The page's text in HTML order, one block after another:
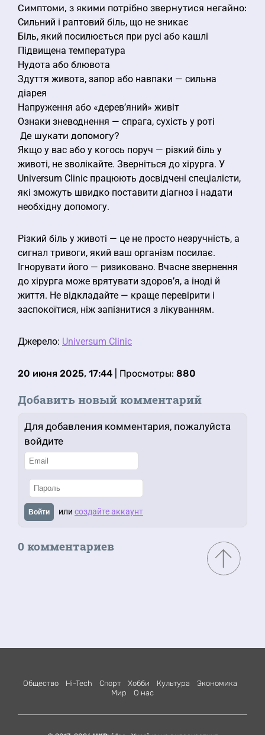
Симптоми, з якими потрібно звернутися негайно:
Сильний і раптовий біль, що не зникає
Біль, який посилюється при русі або кашлі
Підвищена температура
Нудота або блювота
Здуття живота, запор або навпаки — сильна
діарея
Напруження або «дерев’яний» живіт
Ознаки зневоднення — спрага, сухість у роті
Де шукати допомогу?
Якщо у вас або у когось поруч — різкий біль у
животі, не зволікайте. Зверніться до хірурга. У
Universum Clinic працюють досвідчені спеціалісти,
які зможуть швидко поставити діагноз і надати
необхідну допомогу.
Різкий біль у животі — це не просто незручність, а
сигнал тривоги, який ваш організм посилає.
Ігнорувати його — ризиковано. Вчасне звернення
до хірурга може врятувати здоров’я, а іноді й
життя. Не відкладайте — краще перевірити і
заспокоїтися, ніж запізнитися з лікуванням.
Джерело: Universum Clinic
20 июня 2025, 17:44 | Просмотры: 880
Добавить новый комментарий
Для добавления комментария, пожалуйста
войдите
Войти или создайте аккаунт
0 комментариев
Общество Hi-Tech Спорт Хобби Культура
Экономика
Мир
О нас